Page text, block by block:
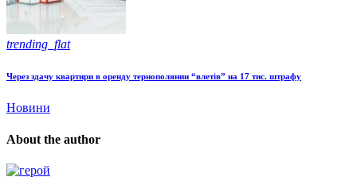
trending_flat
Через здачу квартири в оренду тернополянин “влетів” на 17 тис. штрафу
Новини
About the author